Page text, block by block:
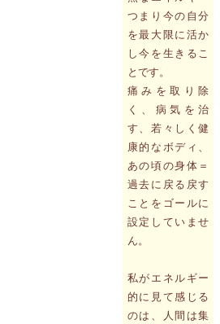
つまり今の自分
を最大限に活か
し今を生きるこ
とです。
痛みを取り除
く、病気を治
す、若々しく健
康的なボディ、
あの頃の身体＝
過去に戻る戻す
ことをゴールに
設定していませ
ん。
私がエネルギー
的に見て感じる
のは、人間は集